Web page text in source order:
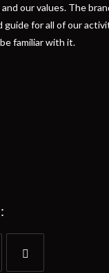
our values. The
for all of our
familiar with it.